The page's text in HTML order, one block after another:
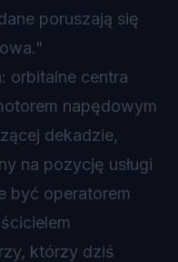
poruszają się
orbitalne centra
napędowym
dekadzie,
na pozycję usługi
być operatorem
którzy dziś